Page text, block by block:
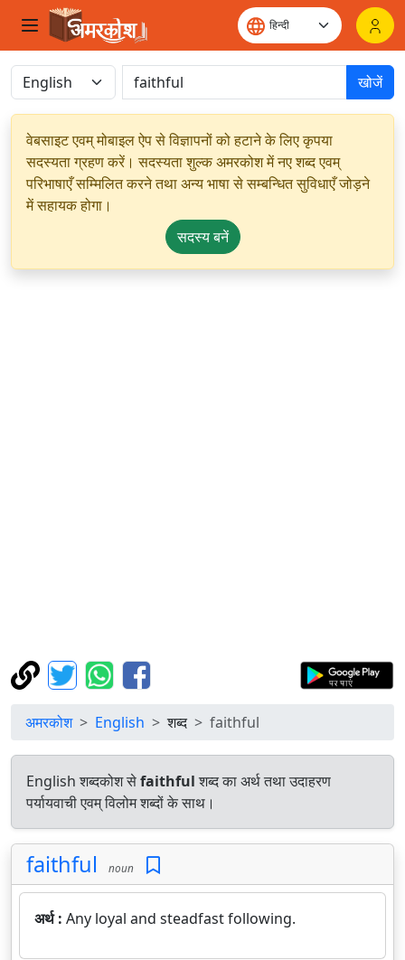
खोजें
वेबसाइट एवम् मोबाइल ऐप से विज्ञापनों को हटाने के लिए कृपया
सदस्यता ग्रहण करें। सदस्यता शुल्क अमरकोश में नए शब्द एवम्
परिभाषाएँ सम्मिलित करने तथा अन्य भाषा से सम्बन्धित सुविधाएँ जोड़ने
में सहायक होगा।
सदस्य बनें
अमरकोश English शब्द faithful
English शब्दकोश सेfaithfulशब्द का अर्थ तथा उदाहरण
पर्यायवाची एवम् विलोम शब्दों के साथ।
faithful noun
अर्थ : Any loyal and steadfast following.